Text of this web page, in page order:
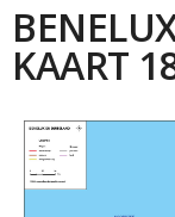
KAART